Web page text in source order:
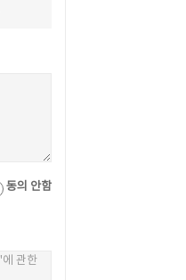
동의 안함